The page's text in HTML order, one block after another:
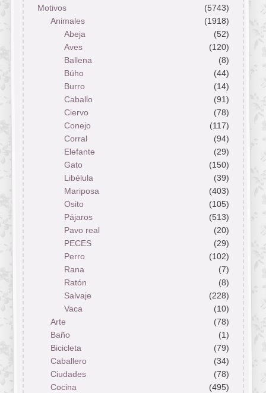
Motivos
(5743)
Animales
(1918)
Abeja
(52)
Aves
(120)
Ballena
(8)
Búho
(44)
Burro
(14)
Caballo
(91)
Ciervo
(78)
Conejo
(117)
Corral
(94)
Elefante
(29)
Gato
(150)
Libélula
(39)
Mariposa
(403)
Osito
(105)
Pájaros
(513)
Pavo real
(20)
PECES
(29)
Perro
(102)
Rana
(7)
Ratón
(8)
Salvaje
(228)
Vaca
(10)
Arte
(78)
Baño
(1)
Bicicleta
(79)
Caballero
(34)
Ciudades
(78)
Cocina
(495)